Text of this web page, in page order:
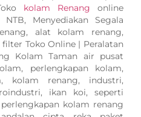
kolam Renang online
Menyediakan Segala
alat kolam renang,
Toko Online | Peralatan
Kolam Taman air pusat
perlengkapan kolam,
kolam renang, industri,
ikan koi, seperti
kolam renang